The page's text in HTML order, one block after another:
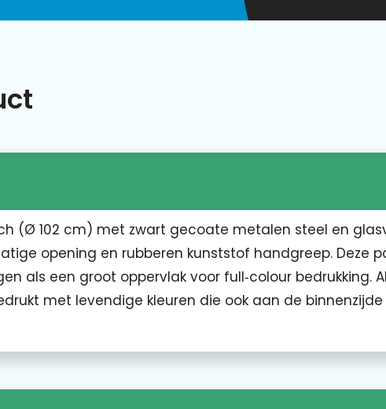
(Ø 102 cm) met zwart gecoate metalen steel en
opening en rubberen kunststof handgreep. Deze
als een groot oppervlak voor full‑colour bedrukking.
met levendige kleuren die ook aan de binnenzijde